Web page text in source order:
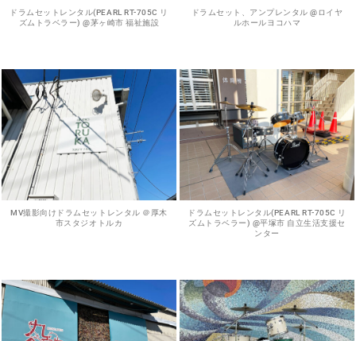
ドラムセットレンタル(PEARL RT-705C リ
ズムトラベラー) @茅ヶ崎市 福祉施設
ドラムセット、アンプレンタル @ロイヤ
ルホールヨコハマ
MV撮影向けドラムセットレンタル ＠厚木
市スタジオトルカ
ドラムセットレンタル(PEARL RT-705C リ
ズムトラベラー) @平塚市 自立生活支援セ
ンター